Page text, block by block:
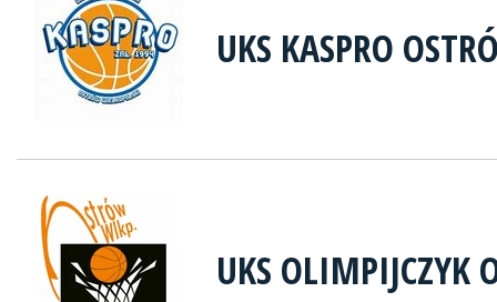
UKS KASPRO
UKS OLIMPIJCZYK